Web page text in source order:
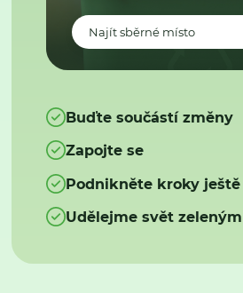
Najít sběrné místo
Buďte součástí změny
Zapojte se
Podnikněte kroky ještě
Udělejme svět zeleným